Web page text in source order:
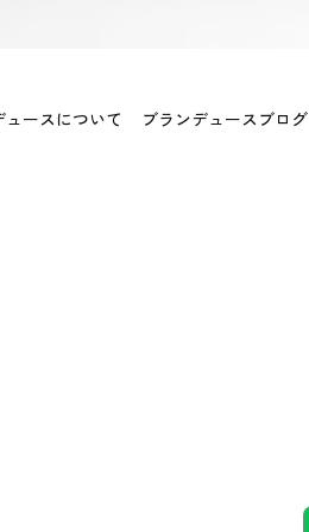
ースについて ブランデュースブログ